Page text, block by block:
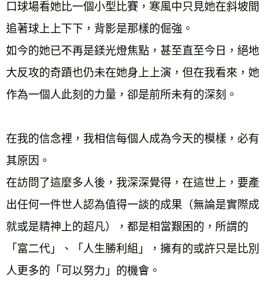
口球場看她比一個小型比賽，寒風中只見她在斜坡間
追著球上上下下，背影是那樣的倔強。
如今的她已不再是鎂光燈焦點，甚至直至今日，絕地
大反攻的奇蹟也仍未在她身上上演，但在我看來，她
作為一個人此刻的力量，卻是前所未有的深刻。
在我的信念裡，我相信每個人成為今天的模樣，必有
其原因。
在訪問了這麼多人後，我深深覺得，在這世上，要產
出任何一件世人認為值得一談的成果（無論是實際成
就或是精神上的超凡），都是相當艱困的，所謂的
「富二代」、「人生勝利組」，擁有的或許只是比別
人更多的「可以努力」的機會。